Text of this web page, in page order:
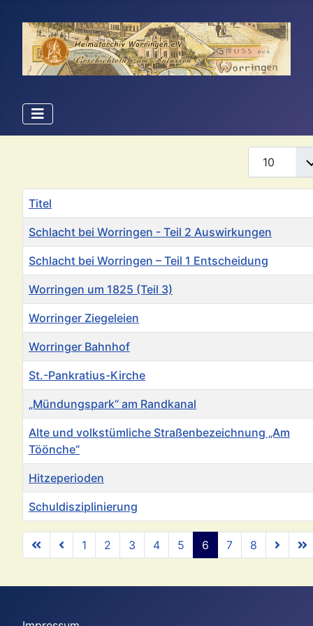
Anzeige #
Titel
Schlacht bei Worringen - Teil 2 Auswirkungen
Schlacht bei Worringen – Teil 1 Entscheidung
Worringen um 1825 (Teil 3)
Worringer Ziegeleien
Worringer Bahnhof
St.-Pankratius-Kirche
„Mündungspark“ am Randkanal
Alte und volkstümliche Straßenbezeichnung „Am
Töönche“
Hitzeperioden
Schuldisziplinierung
Seite 6
1 2 3 4 5 6 7 8